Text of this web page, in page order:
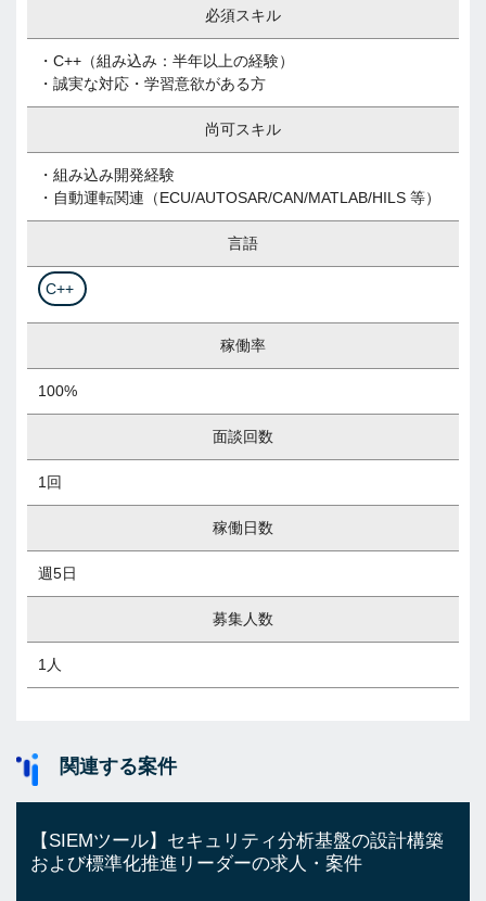
必須スキル
・C++（組み込み：半年以上の経験）
・誠実な対応・学習意欲がある方
尚可スキル
・組み込み開発経験
・自動運転関連（ECU/AUTOSAR/CAN/MATLAB/HILS 等）
言語
C++
稼働率
100%
面談回数
1回
稼働日数
週5日
募集人数
1人
関連する案件
【SIEMツール】セキュリティ分析基盤の設計構築
および標準化推進リーダーの求人・案件